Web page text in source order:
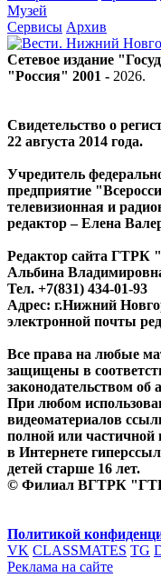
Музей
Сервисы Архив
Сетевое издание
"Россия" 2001 - 2026.
Свидетельство о
22 августа 2014 года.
Учредитель
предприятие
телевизионная и
редактор – Елена
Редактор сайта
Альбина
Тел. +7(831) 434-01-93
Адрес: г.Нижний
электронной почты
Все права на любые
защищены в
законодательством
При любом
видеоматериалов
полной или частичной
в Интернете
детей старше 16 лет.
© Филиал ВГТРК
Политикой
VK CLASSMATES TG
Реклама на сайте